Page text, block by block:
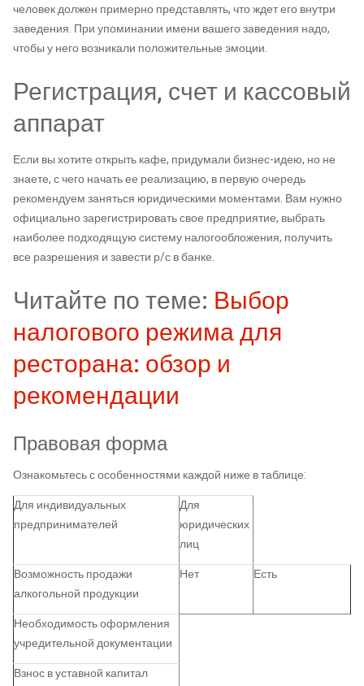
человек должен примерно представлять, что ждет его внутри
заведения. При упоминании имени вашего заведения надо,
чтобы у него возникали положительные эмоции.
Регистрация, счет и кассовый
аппарат
Если вы хотите открыть кафе, придумали бизнес-идею, но не
знаете, с чего начать ее реализацию, в первую очередь
рекомендуем заняться юридическими моментами. Вам нужно
официально зарегистрировать свое предприятие, выбрать
наиболее подходящую систему налогообложения, получить
все разрешения и завести р/с в банке.
Читайте по теме: Выбор
налогового режима для
ресторана: обзор и
рекомендации
Правовая форма
Ознакомьтесь с особенностями каждой ниже в таблице:
Для индивидуальных
предпринимателей
Для
юридических
лиц
Возможность продажи
алкогольной продукции
Нет Есть
Необходимость оформления
учредительной документации
Взнос в уставной капитал